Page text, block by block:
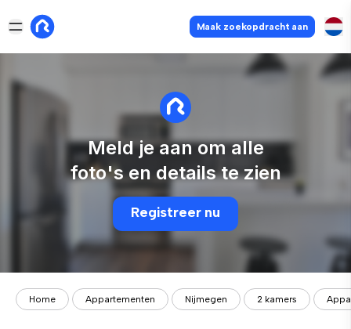
Maak zoekopdracht aan
Meld je aan om alle
foto's en details te zien
Registreer nu
Home Appartementen Nijmegen 2 kamers